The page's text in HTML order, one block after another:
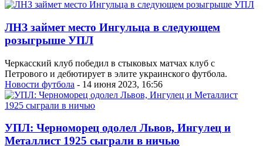
ЛНЗ займет место Ингульца в следующем
розыгрыше УПЛ
Черкасский клуб победил в стыковых матчах клуб с
Петрового и дебютирует в элите украинского футбола.
Новости футбола - 14 июня 2023, 16:56
УПЛ: Черноморец одолел Львов, Ингулец и
Металлист 1925 сыграли в ничью